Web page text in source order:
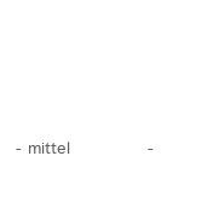
- mittel
-